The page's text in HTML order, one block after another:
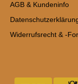
AGB & Kundeninfo
Widerrufsrecht & -